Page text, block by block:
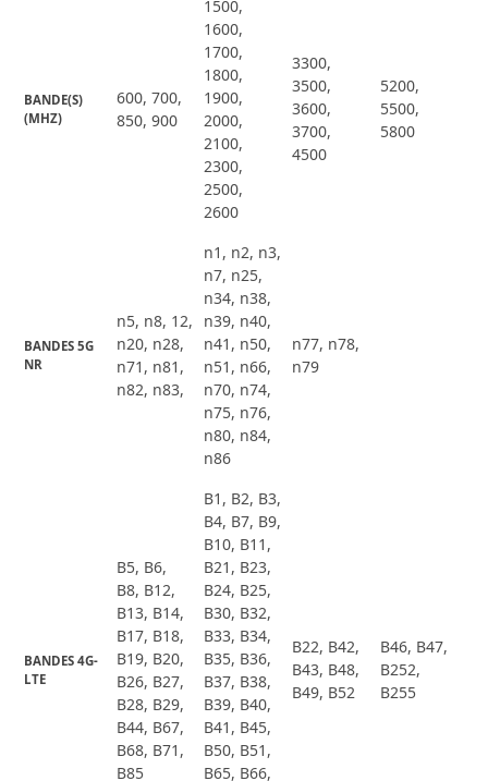
BANDE(S)
(MHZ)
600, 700,
850, 900
1500,
1600,
1700,
1800,
1900,
2000,
2100,
2300,
2500,
2600
3300,
3500,
3600,
3700,
4500
5200,
5500,
5800
BANDES 5G
NR
n5, n8, 12,
n20, n28,
n71, n81,
n82, n83,
n1, n2, n3,
n7, n25,
n34, n38,
n39, n40,
n41, n50,
n51, n66,
n70, n74,
n75, n76,
n80, n84,
n86
n77, n78,
n79
BANDES 4G-
LTE
B5, B6,
B8, B12,
B13, B14,
B17, B18,
B19, B20,
B26, B27,
B28, B29,
B44, B67,
B68, B71,
B85
B1, B2, B3,
B4, B7, B9,
B10, B11,
B21, B23,
B24, B25,
B30, B32,
B33, B34,
B35, B36,
B37, B38,
B39, B40,
B41, B45,
B50, B51,
B65, B66,
B22, B42,
B43, B48,
B49, B52
B46, B47,
B252,
B255